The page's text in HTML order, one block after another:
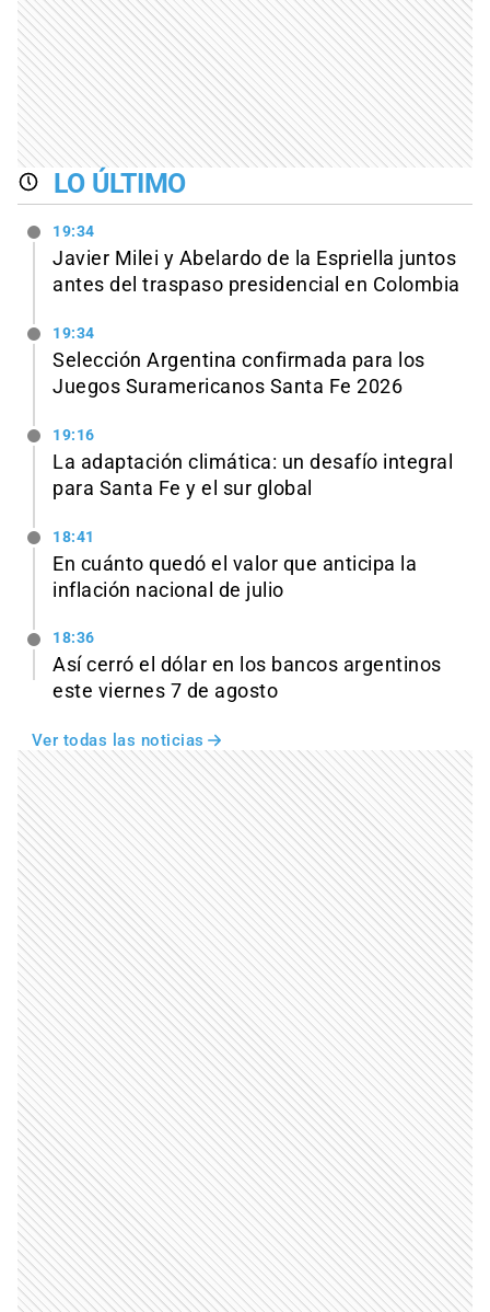
LO ÚLTIMO
19:34
Javier Milei y Abelardo de la Espriella juntos
antes del traspaso presidencial en Colombia
19:34
Selección Argentina confirmada para los
Juegos Suramericanos Santa Fe 2026
19:16
La adaptación climática: un desafío integral
para Santa Fe y el sur global
18:41
En cuánto quedó el valor que anticipa la
inflación nacional de julio
18:36
Así cerró el dólar en los bancos argentinos
este viernes 7 de agosto
Ver todas las noticias